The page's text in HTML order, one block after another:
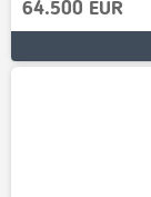
64.500 EUR